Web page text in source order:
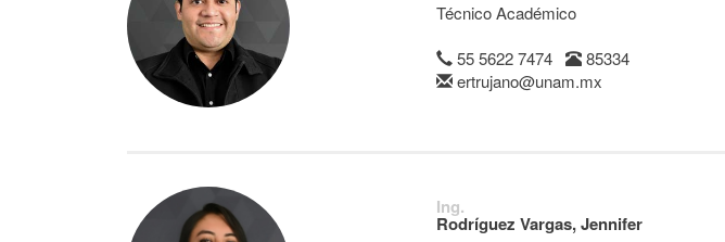
Técnico Académico
55 5622 7474
85334
ertrujano@unam.mx
Ing.
Rodríguez Vargas, Jennifer